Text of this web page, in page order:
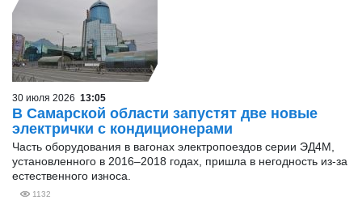
30 июля 2026 13:05
В Самарской области запустят две новые
электрички с кондиционерами
Часть оборудования в вагонах электропоездов серии ЭД4М,
установленного в 2016–2018 годах, пришла в негодность из-за
естественного износа.
1132